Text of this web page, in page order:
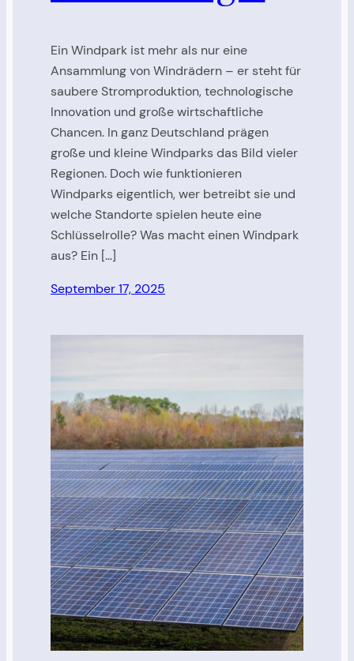
Ein Windpark ist mehr als nur eine
Ansammlung von Windrädern – er steht für
saubere Stromproduktion, technologische
Innovation und große wirtschaftliche
Chancen. In ganz Deutschland prägen
große und kleine Windparks das Bild vieler
Regionen. Doch wie funktionieren
Windparks eigentlich, wer betreibt sie und
welche Standorte spielen heute eine
Schlüsselrolle? Was macht einen Windpark
aus? Ein […]
September 17, 2025